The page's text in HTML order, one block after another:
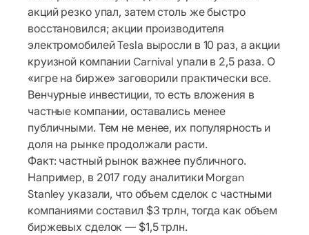
акций резко упал, затем столь же быстро
восстановился; акции производителя
электромобилей Tesla выросли в 10 раз, а акции
круизной компании Carnival упали в 2,5 раза. О
«игре на бирже» заговорили практически все.
Венчурные инвестиции, то есть вложения в
частные компании, оставались менее
публичными. Тем не менее, их популярность и
доля на рынке продолжали расти.
Факт: частный рынок важнее публичного.
Например, в 2017 году аналитики Morgan
Stanley указали, что объем сделок с частными
компаниями составил $3 трлн, тогда как объем
биржевых сделок — $1,5 трлн.